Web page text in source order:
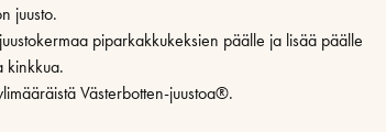
juusto.
piparkakkukeksien päälle ja lisää päälle
kinkkua.
Västerbotten-juustoa®.